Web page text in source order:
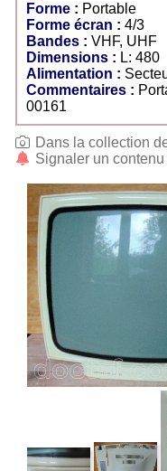
Forme : Portable
Forme écran : 4/3
Bandes : VHF, UHF
Dimensions : L:
Alimentation :
Commentaires :
00161
Dans la collection
Signaler un